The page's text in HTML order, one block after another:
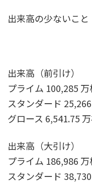
出来高の少ないこと
出来高（前引け）
プライム 100,285
スタンダード
グロース 6,541.75
出来高（大引け）
プライム 186,986
スタンダード